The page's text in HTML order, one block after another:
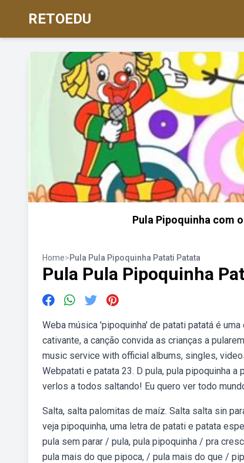
RETOEDU
Pula Pipoquinha com
Home>Pula Pula Pipoquinha Patati Patata
Pula Pula Pipoquinha
Weba música 'pipoquinha' de patati patatá é
cativante, a canção convida as crianças a
music service with official albums, singles,
Webpatati e patata 23. D pula, pula pipoquinha
verlos a todos saltando! Eu quero ver todo
Salta, salta palomitas de maíz. Salta salta sin
veja pipoquinha, uma letra de patati e patata
pula sem parar / pula, pula pipoquinha / pra
pula mais do que pipoca, / pula mais do que /